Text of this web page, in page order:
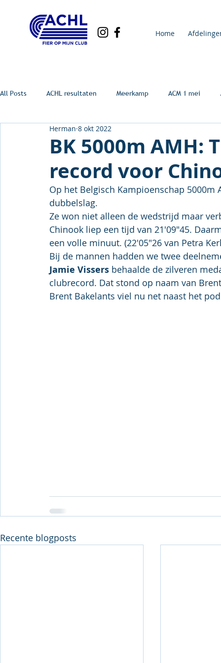
Home
All Posts ACHL resultaten Meerkamp ACM 1 mei
BK 5000m AMH:
record voor
Herman 8 okt 2022
Op het Belgisch Kampioenschap 5000m
dubbelslag.
Ze won niet alleen de wedstrijd maar
Chinook liep een tijd van 21'09"45.
een volle minuut. (22'05"26 van Petra
Bij de mannen hadden we twee
Jamie Vissers behaalde de zilveren
clubrecord. Dat stond op naam van
Brent Bakelants viel nu net naast het
Recente blogposts